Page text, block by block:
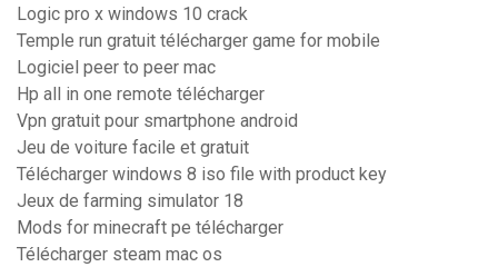
Logic pro x windows 10 crack
Temple run gratuit télécharger game for mobile
Logiciel peer to peer mac
Hp all in one remote télécharger
Vpn gratuit pour smartphone android
Jeu de voiture facile et gratuit
Télécharger windows 8 iso file with product key
Jeux de farming simulator 18
Mods for minecraft pe télécharger
Télécharger steam mac os